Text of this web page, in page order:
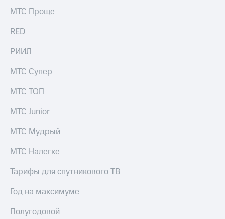
МТС Проще
RED
РИИЛ
МТС Супер
МТС ТОП
МТС Junior
МТС Мудрый
МТС Налегке
Тарифы для спутникового ТВ
Год на максимуме
Полугодовой